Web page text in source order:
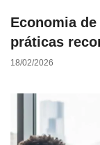
Economia
práticas
18/02/2026